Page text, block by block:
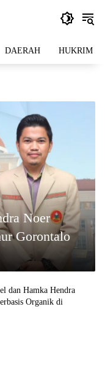
DAERAH HUKRIM
Noer
Gorontalo
dan Hamka Hendra
Organik di